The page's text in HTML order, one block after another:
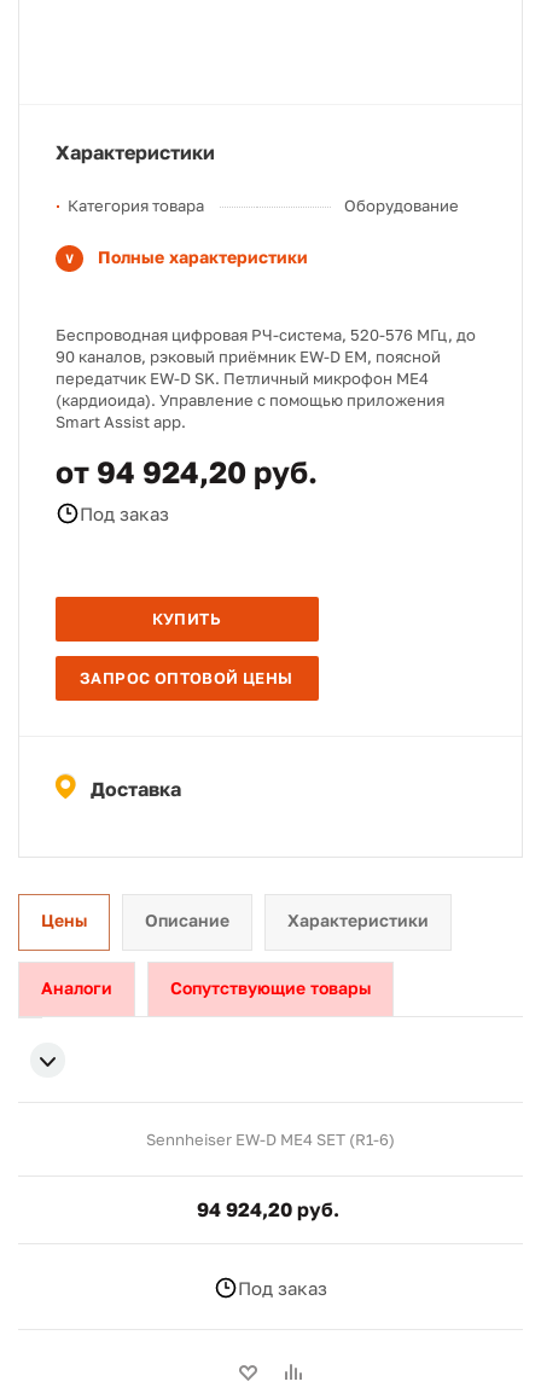
Характеристики
Категория товара Оборудование
Полные характеристики
Беспроводная цифровая РЧ-система, 520-576 МГц, до
90 каналов, рэковый приёмник EW-D EM, поясной
передатчик EW-D SK. Петличный микрофон ME4
(кардиоида). Управление с помощью приложения
Smart Assist app.
от 94 924,20 руб.
Под заказ
КУПИТЬ
ЗАПРОС ОПТОВОЙ ЦЕНЫ
Доставка
Цены Описание Характеристики
Аналоги Сопутствующие товары
Sennheiser EW-D ME4 SET (R1-6)
94 924,20 руб.
Под заказ